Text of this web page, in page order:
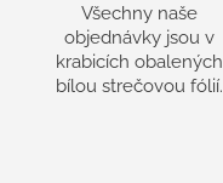
Všechny naše
objednávky jsou v
krabicích obalených
bílou strečovou fólií.